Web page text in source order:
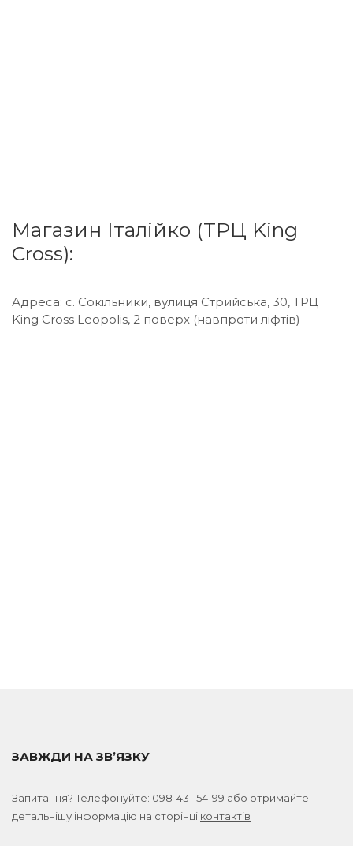
Магазин Італійко (ТРЦ King
Cross):
Адреса: с. Сокільники, вулиця Стрийська, 30, ТРЦ
King Cross Leopolis, 2 поверх (навпроти ліфтів)
ЗАВЖДИ НА ЗВ’ЯЗКУ
Запитання? Телефонуйте: 098-431-54-99 або отримайте
детальнішу інформацію на сторінці контактів